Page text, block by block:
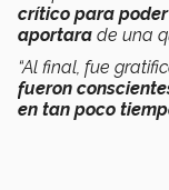
crítico para
aportara de una
“Al final, fue
fueron
en tan poco